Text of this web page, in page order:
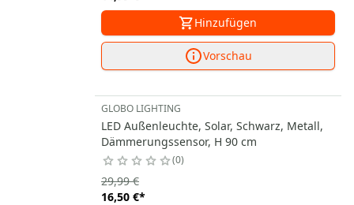
Hinzufügen
Vorschau
GLOBO LIGHTING
LED Außenleuchte, Solar, Schwarz, Metall,
Dämmerungssensor, H 90 cm
0
16,50 €*
29,99 €